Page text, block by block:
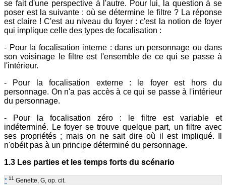
se fait d'une perspective à l'autre. Pour lui, la question à se
poser est la suivante : où se détermine le filtre ? La réponse
est claire ! C'est au niveau du foyer : c'est la notion de foyer
qui implique celle des types de focalisation :
- Pour la focalisation interne : dans un personnage ou dans
son voisinage le filtre est l'ensemble de ce qui se passe à
l'intérieur.
- Pour la focalisation externe : le foyer est hors du
personnage. On n'a pas accès à ce qui se passe à l'intérieur
du personnage.
- Pour la focalisation zéro : le filtre est variable et
indéterminé. Le foyer se trouve quelque part, un filtre avec
ses propriétés ; mais on ne sait dire où il est impliqué. Il
n'obéit pas à un principe déterminé du personnage.
1.3 Les parties et les temps forts du scénario
* 11 Genette, G, op. cit.